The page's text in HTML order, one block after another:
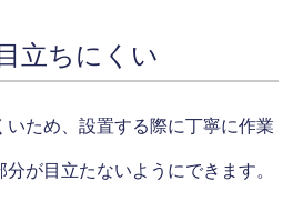
立ちにくい
いため、設置する際に丁寧に作業
が目立たないようにできます。